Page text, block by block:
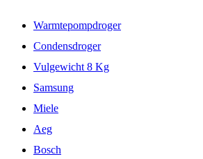
Warmtepompdroger
Condensdroger
Vulgewicht 8 Kg
Samsung
Miele
Aeg
Bosch